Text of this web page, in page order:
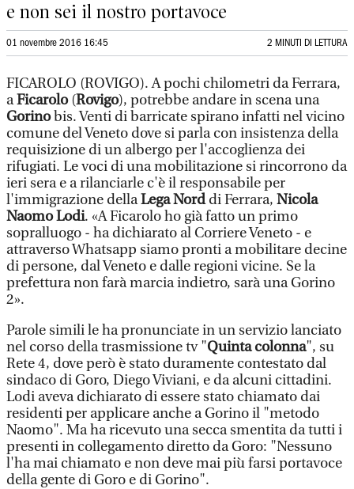
e non sei il nostro portavoce
01 novembre 2016 16:45 2 MINUTI DI LETTURA
FICAROLO (ROVIGO). A pochi chilometri da Ferrara,
aFicarolo(Rovigo), potrebbe andare in scena una
Gorinobis. Venti di barricate spirano infatti nel vicino
comune del Veneto dove si parla con insistenza della
requisizione di un albergo per l'accoglienza dei
rifugiati. Le voci di una mobilitazione si rincorrono da
ieri sera e a rilanciarle c'è il responsabile per
l'immigrazione dellaLega Norddi Ferrara, Nicola
Naomo Lodi. «A Ficarolo ho già fatto un primo
sopralluogo - ha dichiarato al Corriere Veneto - e
attraverso Whatsapp siamo pronti a mobilitare decine
di persone, dal Veneto e dalle regioni vicine. Se la
prefettura non farà marcia indietro, sarà una Gorino
2».
Parole simili le ha pronunciate in un servizio lanciato
nel corso della trasmissione tv "Quinta colonna", su
Rete 4, dove però è stato duramente contestato dal
sindaco di Goro, Diego Viviani, e da alcuni cittadini.
Lodi aveva dichiarato di essere stato chiamato dai
residenti per applicare anche a Gorino il "metodo
Naomo". Ma ha ricevuto una secca smentita da tutti i
presenti in collegamento diretto da Goro: "Nessuno
l'ha mai chiamato e non deve mai più farsi portavoce
della gente di Goro e di Gorino".